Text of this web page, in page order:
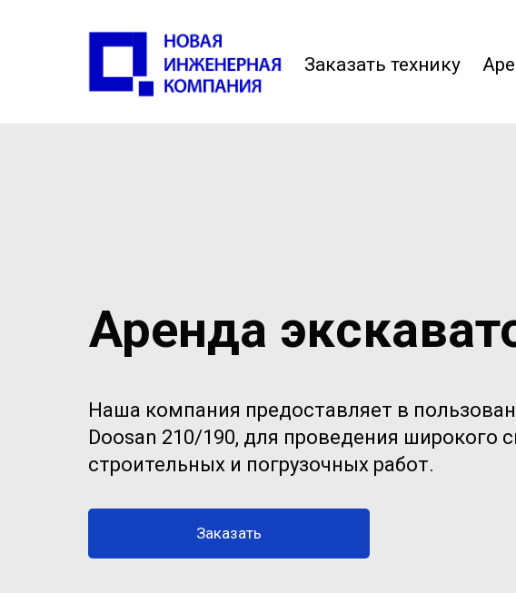
Заказать технику
Заказать
Наша компания предоставляет в
Doosan 210/190, для проведения широкого
строительных и погрузочных работ.
Аренда